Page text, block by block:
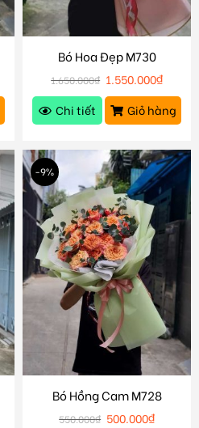
Bó Hoa Đẹp M730
1.650.000₫ 1.550.000₫
Chi tiết
Giỏ hàng
-9%
Bó Hồng Cam M728
550.000₫ 500.000₫